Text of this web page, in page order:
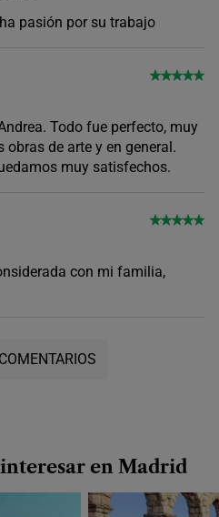
pasión por su trabajo
Todo fue perfecto, muy
de arte y en general.
muy satisfechos.
con mi familia,
en Madrid